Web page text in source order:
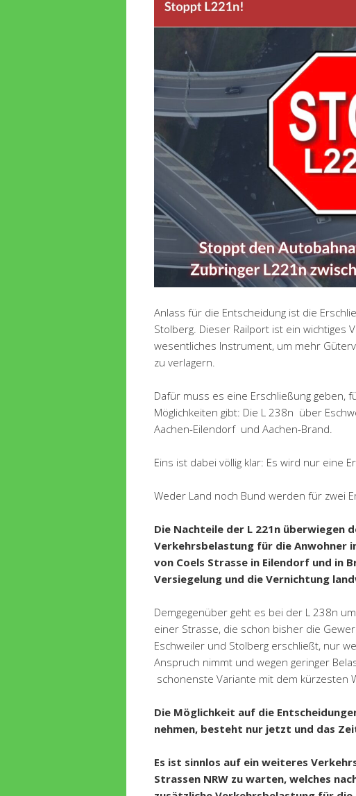
Anlass für die Entscheidung ist die
Stolberg. Dieser Railport ist ein wichtiges
wesentliches Instrument, um mehr
zu verlagern.
Dafür muss es eine Erschließung geben,
Möglichkeiten gibt: Die L 238n über
Aachen-Eilendorf und Aachen-Brand.
Eins ist dabei völlig klar: Es wird nur eine
Weder Land noch Bund werden für zwei
Die Nachteile der L 221n überwiegen
Verkehrsbelastung für die Anwohner
von Coels Strasse in Eilendorf und in
Versiegelung und die Vernichtung
Demgegenüber geht es bei der L 238n
einer Strasse, die schon bisher die
Eschweiler und Stolberg erschließt, nur
Anspruch nimmt und wegen geringer
schonenste Variante mit dem kürzesten
Die Möglichkeit auf die
nehmen, besteht nur jetzt und das
Es ist sinnlos auf ein weiteres
Strassen NRW zu warten, welches